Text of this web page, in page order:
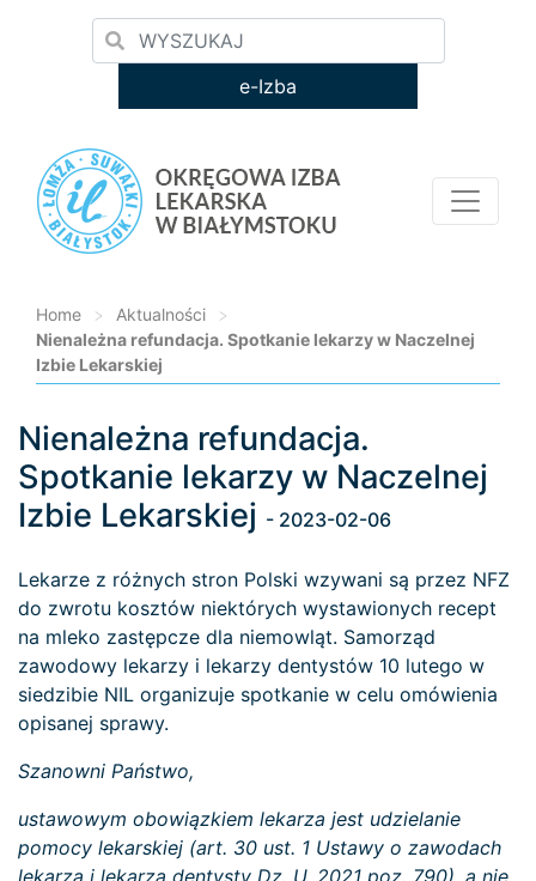
e-Izba
Home > Aktualności
>
Nienależna refundacja. Spotkanie lekarzy w Naczelnej
Izbie Lekarskiej
Loading...
Nienależna refundacja.
Spotkanie lekarzy w Naczelnej
Izbie Lekarskiej - 2023-02-06
Lekarze z różnych stron Polski wzywani są przez NFZ
do zwrotu kosztów niektórych wystawionych recept
na mleko zastępcze dla niemowląt. Samorząd
zawodowy lekarzy i lekarzy dentystów 10 lutego w
siedzibie NIL organizuje spotkanie w celu omówienia
opisanej sprawy.
Szanowni Państwo,
ustawowym obowiązkiem lekarza jest udzielanie
pomocy lekarskiej (art. 30 ust. 1 Ustawy o zawodach
lekarza i lekarza dentysty Dz. U. 2021 poz. 790), a nie